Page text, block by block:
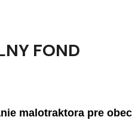
FOND
malotraktora pre obec